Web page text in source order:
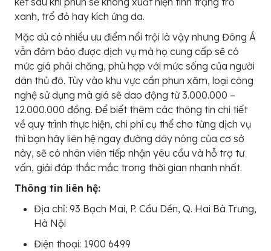
xanh, trổ đỏ hay kích ứng da.
Mặc dù có nhiều ưu điểm nổi trội là vậy nhưng Đông Á
vẫn đảm bảo được dịch vụ mà họ cung cấp sẽ có
mức giá phải chăng, phù hợp với mức sống của người
dân thủ đô. Tùy vào khu vực cần phun xăm, loại công
nghệ sử dụng mà giá sẽ dao động từ 3.000.000 –
12.000.000 đồng. Để biết thêm các thông tin chi tiết
về quy trình thực hiện, chi phí cụ thể cho từng dịch vụ
thì bạn hãy liên hệ ngay đường dây nóng của cơ sở
này, sẽ có nhân viên tiếp nhận yêu cầu và hỗ trợ tư
vấn, giải đáp thắc mắc trong thời gian nhanh nhất.
Thông tin liên hệ:
Địa chỉ: 93 Bạch Mai, P. Cầu Dền, Q. Hai Bà Trưng,
Hà Nội
Điện thoại: 1900 6499